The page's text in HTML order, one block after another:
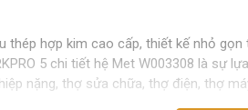
thép hợp kim cao cấp, thiết kế nhỏ
5 chi tiết hệ Met W003308 là sự
nặng, thợ sửa chữa, thợ điện, thợ